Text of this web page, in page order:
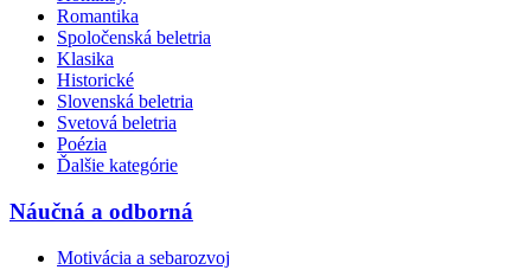
Romantika
Spoločenská beletria
Klasika
Historické
Slovenská beletria
Svetová beletria
Poézia
Ďalšie kategórie
Náučná a odborná
Motivácia a sebarozvoj